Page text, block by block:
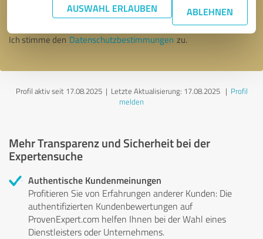
AUSWAHL ERLAUBEN ABLEHNEN
Nachricht senden
Ich stimme den Datenschutzbestimmungen zu.
Profil aktiv seit 17.08.2025 | Letzte Aktualisierung: 17.08.2025| Profil
melden
Mehr Transparenz und Sicherheit bei der
Expertensuche
Authentische Kundenmeinungen
Profitieren Sie von Erfahrungen anderer Kunden: Die
authentifizierten Kundenbewertungen auf
ProvenExpert.com helfen Ihnen bei der Wahl eines
Dienstleisters oder Unternehmens.